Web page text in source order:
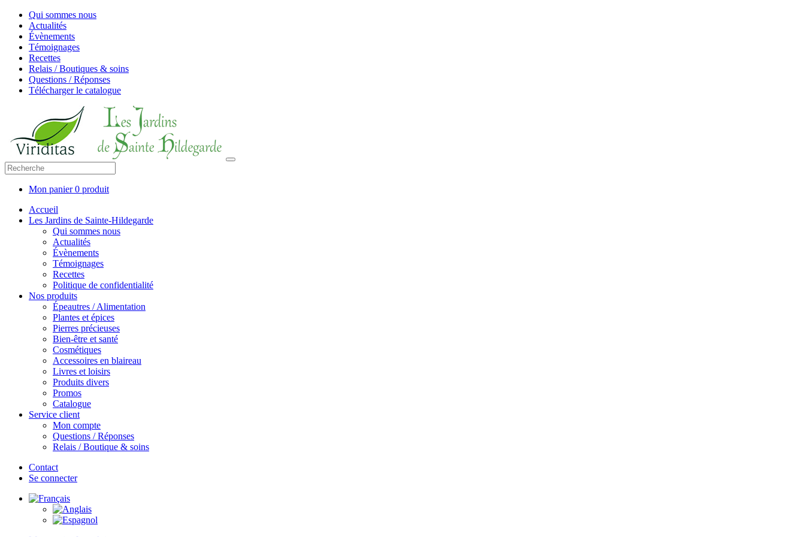
Qui sommes nous
Actualités
Évènements
Témoignages
Recettes
Relais / Boutiques & soins
Questions / Réponses
Télécharger le catalogue
Mon panier0 produit
Accueil
Les Jardins de Sainte-Hildegarde
Qui sommes nous
Actualités
Évènements
Témoignages
Recettes
Politique de confidentialité
Nos produits
Épeautres / Alimentation
Plantes et épices
Pierres précieuses
Bien-être et santé
Cosmétiques
Accessoires en blaireau
Livres et loisirs
Produits divers
Promos
Catalogue
Service client
Mon compte
Questions / Réponses
Relais / Boutique & soins
Contact
Se connecter